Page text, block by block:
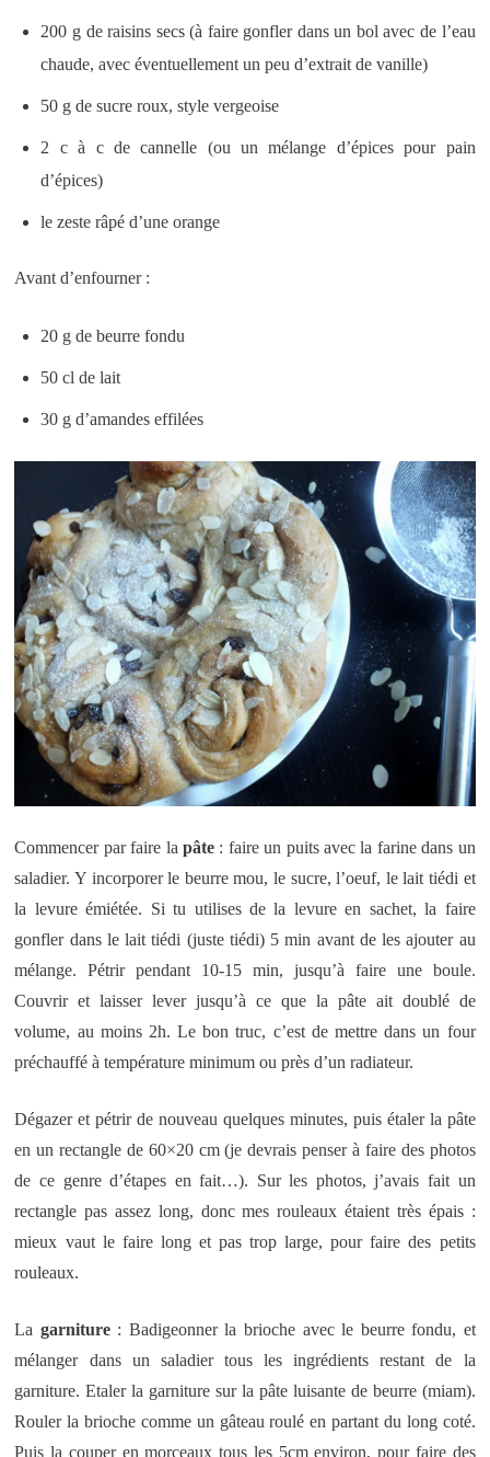
200 g de raisins secs (à faire gonfler dans un bol avec de l’eau
chaude, avec éventuellement un peu d’extrait de vanille)
50 g de sucre roux, style vergeoise
2 c à c de cannelle (ou un mélange d’épices pour pain
d’épices)
le zeste râpé d’une orange
Avant d’enfourner :
20 g de beurre fondu
50 cl de lait
30 g d’amandes effilées
Commencer par faire lapâte : faire un puits avec la farine dans un
saladier. Y incorporer le beurre mou, le sucre, l’oeuf, le lait tiédi et
la levure émiétée. Si tu utilises de la levure en sachet, la faire
gonfler dans le lait tiédi (juste tiédi) 5 min avant de les ajouter au
mélange. Pétrir pendant 10-15 min, jusqu’à faire une boule.
Couvrir et laisser lever jusqu’à ce que la pâte ait doublé de
volume, au moins 2h. Le bon truc, c’est de mettre dans un four
préchauffé à température minimum ou près d’un radiateur.
Dégazer et pétrir de nouveau quelques minutes, puis étaler la pâte
en un rectangle de 60×20 cm (je devrais penser à faire des photos
de ce genre d’étapes en fait…). Sur les photos, j’avais fait un
rectangle pas assez long, donc mes rouleaux étaient très épais :
mieux vaut le faire long et pas trop large, pour faire des petits
rouleaux.
La garniture: Badigeonner la brioche avec le beurre fondu, et
mélanger dans un saladier tous les ingrédients restant de la
garniture. Etaler la garniture sur la pâte luisante de beurre (miam).
Rouler la brioche comme un gâteau roulé en partant du long coté.
Puis la couper en morceaux tous les 5cm environ, pour faire des